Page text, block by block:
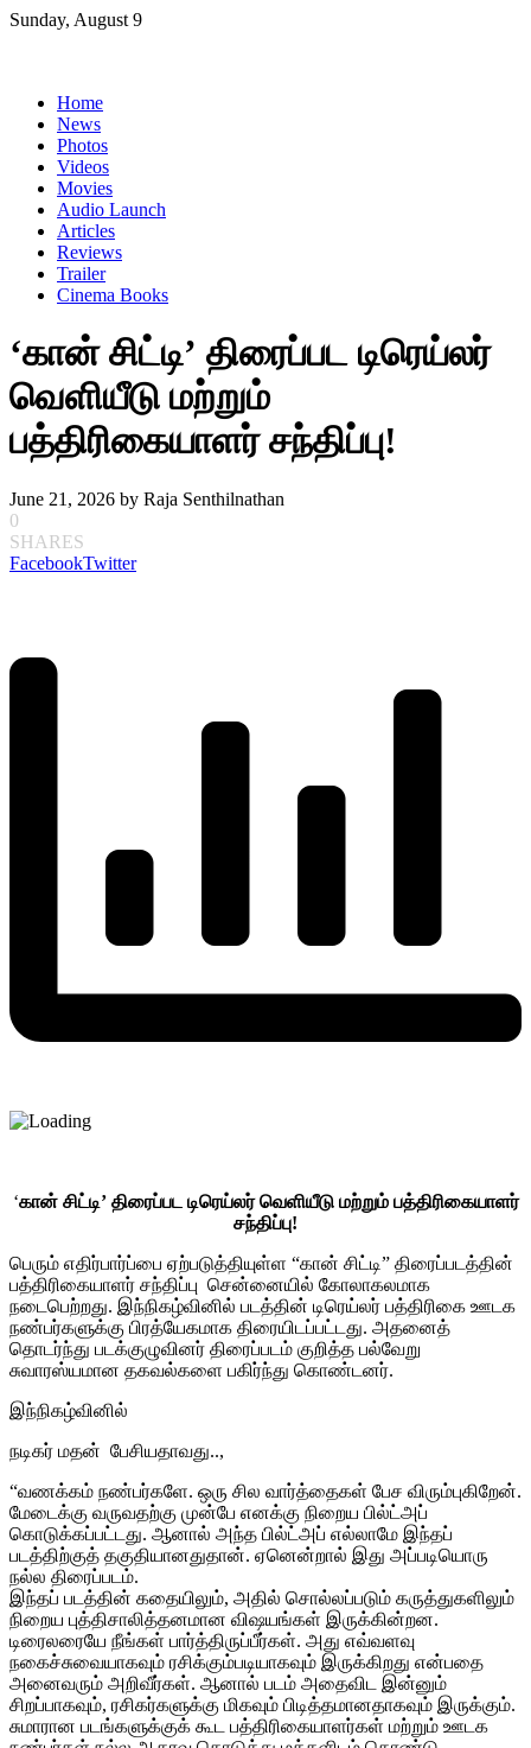
Skip
Sunday, August 9
Home
News
Photos
Videos
Movies
Audio Launch
Articles
Reviews
Trailer
Cinema Books
‘கான் சிட்டி’ திரைப்பட டிரெய்லர்
வெளியீடு மற்றும்
பத்திரிகையாளர் சந்திப்பு!
June 21, 2026 by Raja Senthilnathan
0
SHARES
FacebookTwitter
‘கான் சிட்டி’ திரைப்பட டிரெய்லர் வெளியீடு மற்றும் பத்திரிகையாளர்
சந்திப்பு!
பெரும் எதிர்பார்ப்பை ஏற்படுத்தியுள்ள “கான் சிட்டி” திரைப்படத்தின்
பத்திரிகையாளர் சந்திப்பு சென்னையில் கோலாகலமாக
நடைபெற்றது. இந்நிகழ்வினில் படத்தின் டிரெய்லர் பத்திரிகை ஊடக
நண்பர்களுக்கு பிரத்யேகமாக திரையிடப்பட்டது. அதனைத்
தொடர்ந்து படக்குழுவினர் திரைப்படம் குறித்த பல்வேறு
சுவாரஸ்யமான தகவல்களை பகிர்ந்து கொண்டனர்.
இந்நிகழ்வினில்
நடிகர் மதன் பேசியதாவது..,
“வணக்கம் நண்பர்களே. ஒரு சில வார்த்தைகள் பேச விரும்புகிறேன்.
மேடைக்கு வருவதற்கு முன்பே எனக்கு நிறைய பில்ட்அப்
கொடுக்கப்பட்டது. ஆனால் அந்த பில்ட்அப் எல்லாமே இந்தப்
படத்திற்குத் தகுதியானதுதான். ஏனென்றால் இது அப்படியொரு
நல்ல திரைப்படம்.
இந்தப் படத்தின் கதையிலும், அதில் சொல்லப்படும் கருத்துகளிலும்
நிறைய புத்திசாலித்தனமான விஷயங்கள் இருக்கின்றன.
டிரைலரையே நீங்கள் பார்த்திருப்பீர்கள். அது எவ்வளவு
நகைச்சுவையாகவும் ரசிக்கும்படியாகவும் இருக்கிறது என்பதை
அனைவரும் அறிவீர்கள். ஆனால் படம் அதைவிட இன்னும்
சிறப்பாகவும், ரசிகர்களுக்கு மிகவும் பிடித்தமானதாகவும் இருக்கும்.
சுமாரான படங்களுக்குக் கூட பத்திரிகையாளர்கள் மற்றும் ஊடக